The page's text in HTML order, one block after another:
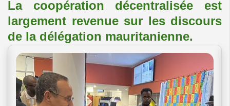
La coopération décentralisée est
largement revenue sur les discours
de la délégation mauritanienne.